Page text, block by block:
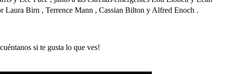
Laura Birn , Terrence Mann , Cassian Bilton y Alfred Enoch .
si te gusta lo que ves!